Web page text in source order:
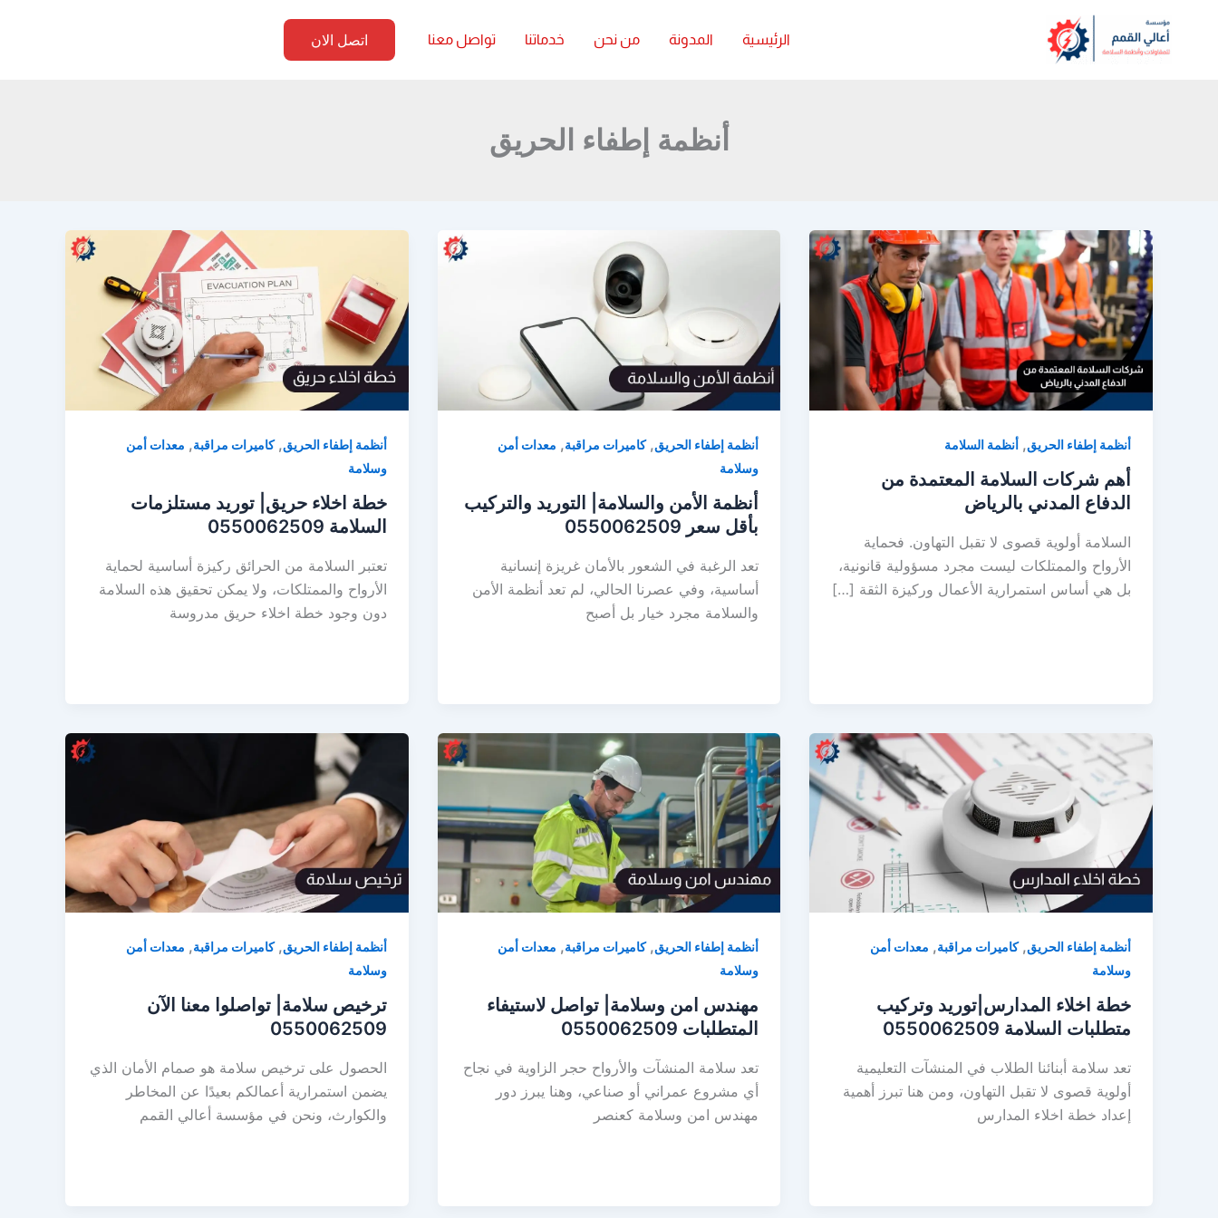
الرئيسية المدونة من نحن خدماتنا تواصل معنا اتصل الان
أنظمة إطفاء الحريق
أنظمة إطفاء الحريق, أنظمة السلامة
أهم شركات السلامة المعتمدة من
الدفاع المدني بالرياض
السلامة أولوية قصوى لا تقبل التهاون. فحماية
الأرواح والممتلكات ليست مجرد مسؤولية قانونية،
بل هي أساس استمرارية الأعمال وركيزة الثقة […]
أنظمة إطفاء الحريق,كاميرات مراقبة, معدات أمن
وسلامة
أنظمة الأمن والسلامة| التوريد والتركيب
بأقل سعر 0550062509
تعد الرغبة في الشعور بالأمان غريزة إنسانية
أساسية، وفي عصرنا الحالي، لم تعد أنظمة الأمن
والسلامة مجرد خيار بل أصبح
أنظمة إطفاء الحريق,كاميرات مراقبة, معدات أمن
وسلامة
خطة اخلاء حريق| توريد مستلزمات
السلامة 0550062509
تعتبر السلامة من الحرائق ركيزة أساسية لحماية
الأرواح والممتلكات، ولا يمكن تحقيق هذه السلامة
دون وجود خطة اخلاء حريق مدروسة
أنظمة إطفاء الحريق,كاميرات مراقبة, معدات أمن
وسلامة
خطة اخلاء المدارس|توريد وتركيب
متطلبات السلامة 0550062509
تعد سلامة أبنائنا الطلاب في المنشآت التعليمية
أولوية قصوى لا تقبل التهاون، ومن هنا تبرز أهمية
إعداد خطة اخلاء المدارس
أنظمة إطفاء الحريق,كاميرات مراقبة, معدات أمن
وسلامة
مهندس امن وسلامة| تواصل لاستيفاء
المتطلبات 0550062509
تعد سلامة المنشآت والأرواح حجر الزاوية في نجاح
أي مشروع عمراني أو صناعي، وهنا يبرز دور
مهندس امن وسلامة كعنصر
أنظمة إطفاء الحريق,كاميرات مراقبة, معدات أمن
وسلامة
ترخيص سلامة| تواصلوا معنا الآن
0550062509
الحصول على ترخيص سلامة هو صمام الأمان الذي
يضمن استمرارية أعمالكم بعيدًا عن المخاطر
والكوارث، ونحن في مؤسسة أعالي القمم